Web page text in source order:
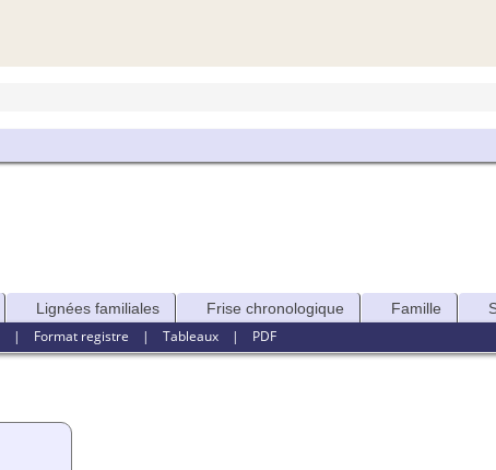
Lignées familiales Frise chronologique Famille
| Format registre |Tableaux | PDF